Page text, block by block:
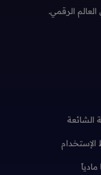
الرقمي.
الشائعة
مادياً